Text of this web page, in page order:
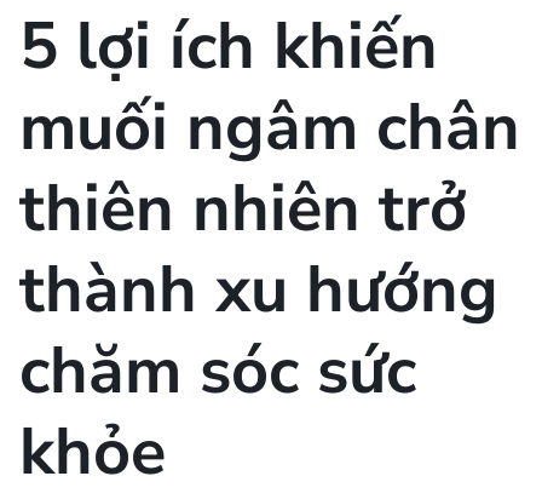
5 lợi ích khiến
muối ngâm chân
thiên nhiên trở
thành xu hướng
chăm sóc sức
khỏe